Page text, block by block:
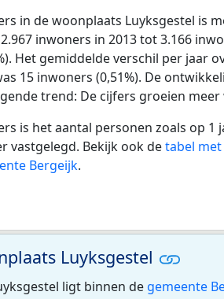
in de woonplaats Luyksgestel is
inwoners in 2013 tot 3.166
Het gemiddelde verschil per jaar
15 inwoners (0,51%). De
trend: De cijfers groeien meer
is het aantal personen zoals op 1
vastgelegd. Bekijk ook detabel
Bergeijk.
Luyksgestel
ligt binnen de gemeente